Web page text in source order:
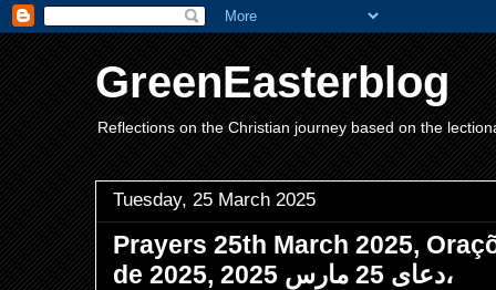
GreenEasterblog
Reflections on the Christian journey based on the
Tuesday, 25 March 2025
Prayers 25th March 2025,
de 2025, دعای 25 مارس 2025،